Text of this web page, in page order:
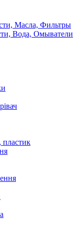
Масла, Фильтры
Вода, Омыватели
пластик